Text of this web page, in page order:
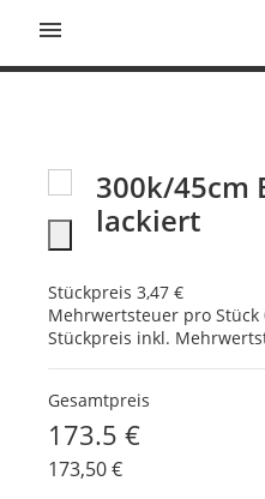

300k/45cm
lackiert
Stückpreis 3,47 €
Mehrwertsteuer pro Stück
Stückpreis inkl.
Gesamtpreis
173.5 €
173,50 €